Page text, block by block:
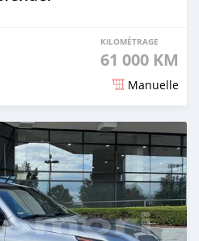
KILOMÉTRAGE
61 000 KM
Manuelle